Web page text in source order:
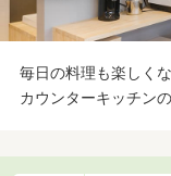
毎日の料理も楽しく
カウンターキッチン